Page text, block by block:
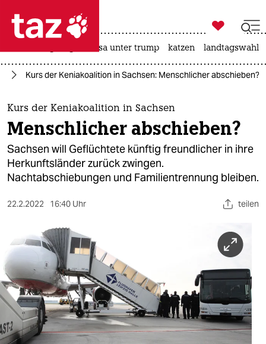
 taz zahl ich
taz zahl ich
themen
politik
öko
sport
berlin
nord
wahrheit

taz zahl ich
usa unter trump katzen landtagswahl
Kurs der Keniakoalition in Sachsen: Menschlicher abschieben?
Kurs der Keniakoalition in Sachsen
Menschlicher abschieben?
Sachsen will Geflüchtete künftig freundlicher in ihre
Herkunftsländer zurück zwingen.
Nachtabschiebungen und Familientrennung bleiben.
22.2.2022 16:40 Uhr teilen